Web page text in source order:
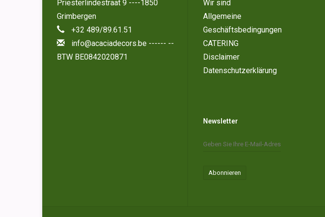
Priesterlindestraat 9 ----1850
Grimbergen
+32 489/89.61.51
info@acaciadecors.be ------ --
BTW BE0842020871
Wir sind
Allgemeine
Geschäftsbedingungen
CATERING
Disclaimer
Datenschutzerklärung
Newsletter
Abonnieren